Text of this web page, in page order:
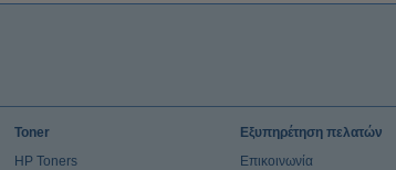
Toner
HP Toners
Εξυπηρέτηση πελατών
Επικοινωνία